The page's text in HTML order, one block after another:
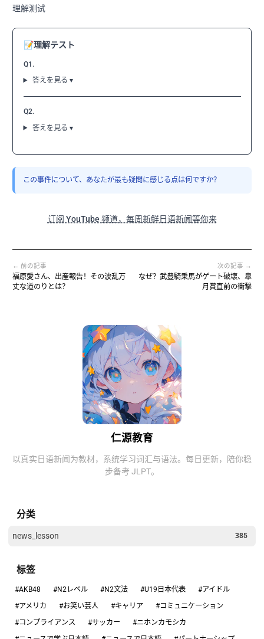
仁源教育
以真实日语新闻为教材，系统学习词汇与语法。每日更新，陪你稳
步备考 JLPT。
分类
news_lesson 385
标签
#AKB48 #N2レベル #N2文法 #U19日本代表
#アイドル
#アメリカ
#お笑い芸人 #キャリア
#コミュニケーション
#コンプライアンス
#サッカー
#ニホンカモシカ
理解测试
📝理解テスト
Q1.
答えを見る ▾
Q2.
答えを見る ▾
この事件について、あなたが最も疑問に感じる点は何ですか？
订阅 YouTube 频道，每周新鲜日语新闻等你来
← 前の記事
福原愛さん、出産報告！その波乱万
丈な道のりとは？
次の記事 →
なぜ？武豊騎乗馬がゲート破壊、皐
月賞直前の衝撃